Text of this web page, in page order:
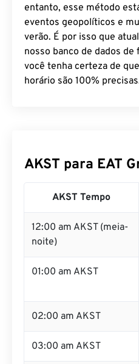
entanto, esse método
eventos geopolíticos e
verão. É por isso que
nosso banco de dados
você tenha certeza de
horário são 100%
AKST para EAT
AKST Tempo
12:00 am AKST (meia-
noite)
01:00 am AKST
02:00 am AKST
03:00 am AKST